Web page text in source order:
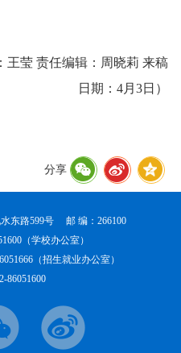
王莹 责任编辑：周晓莉 来稿
日期：4月3日）
分享
东路599号 邮 编：266100
（学校办公室）
（招生就业办公室）
86051600